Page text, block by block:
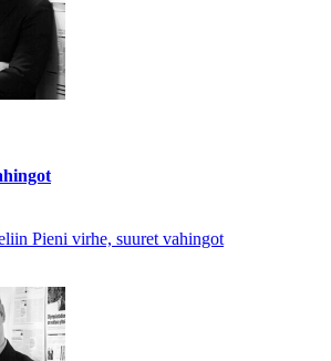
Pieni virhe, suuret vahingot